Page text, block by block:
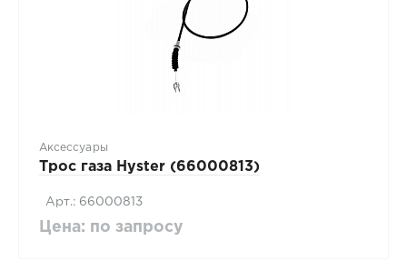
Аксессуары
Трос газа Hyster (66000813)
Арт.: 66000813
Цена: по запросу